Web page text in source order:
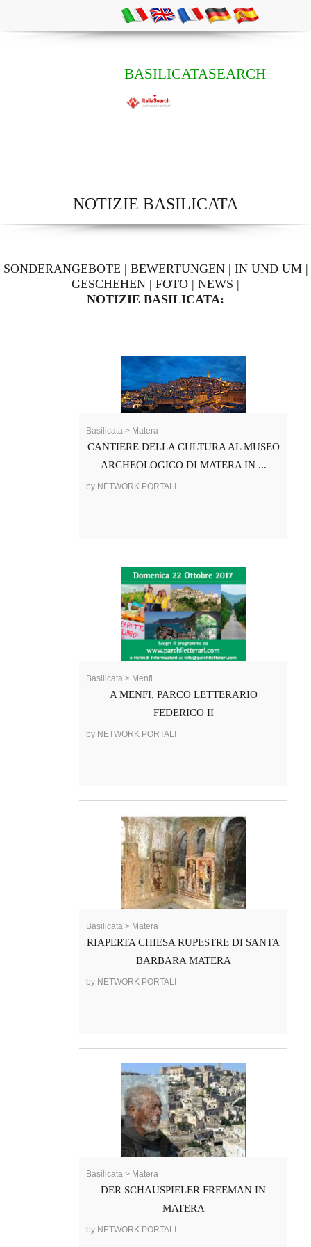
BASILICATASEARCH
NOTIZIE BASILICATA
SONDERANGEBOTE | BEWERTUNGEN| IN UND UM|
GESCHEHEN | FOTO | NEWS |
NOTIZIE BASILICATA:
Basilicata > Matera
CANTIERE DELLA CULTURA AL MUSEO
ARCHEOLOGICO DI MATERA IN ...
by NETWORK PORTALI
Basilicata > Menfi
A MENFI, PARCO LETTERARIO
FEDERICO II
by NETWORK PORTALI
Basilicata > Matera
RIAPERTA CHIESA RUPESTRE DI SANTA
BARBARA MATERA
by NETWORK PORTALI
Basilicata > Matera
DER SCHAUSPIELER FREEMAN IN
MATERA
by NETWORK PORTALI